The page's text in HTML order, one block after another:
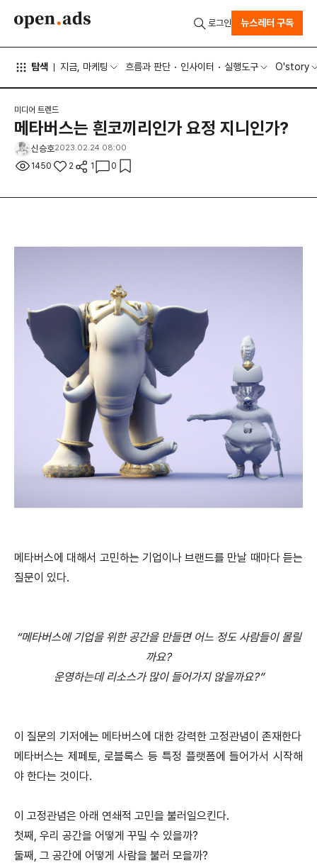
탐색 지금, 마케팅 흐름과 판단 인사이터 실행도구 O'story
로그인 뉴스레터 구독
미디어 트렌드
메타버스는 흰코끼리인가 요정 지니인가?
신승호2023.02.24 08:00
1450 2 1 0
메타버스에 대해서 고민하는 기업이나 브랜드를 만날 때마다 듣는
질문이 있다.
“메타버스에 기업을 위한 공간을 만들면 어느 정도 사람들이 몰릴
까요?
운영하는데 리소스가 많이 들어가지 않을까요?”
이 질문의 기저에는 메타버스에 대한 강력한 고정관념이 존재한다
메타버스는 제페토, 로블록스 등 특정 플랫폼에 들어가서 시작해
야 한다는 것이다.
이 고정관념은 아래 연쇄적 고민을 불러일으킨다.
첫째, 우리 공간을 어떻게 꾸밀 수 있을까?
둘째, 그 공간에 어떻게 사람을 불러 모을까?